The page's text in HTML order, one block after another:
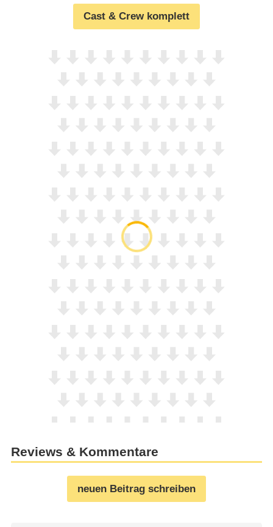
Cast & Crew komplett
Reviews & Kommentare
neuen Beitrag schreiben